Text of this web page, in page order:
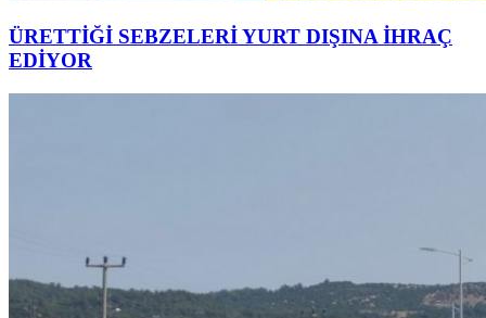
ÜRETTİĞİ SEBZELERİ YURT DIŞINA İHRAÇ
EDİYOR